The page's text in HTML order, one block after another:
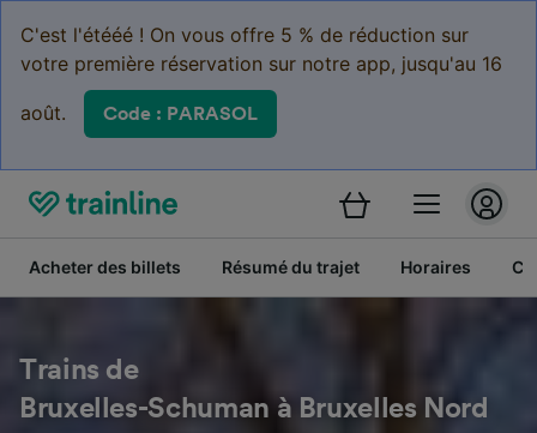
C'est l'étééé ! On vous offre 5 % de réduction sur
votre première réservation sur notre app, jusqu'au 16
août. Code : PARASOL
Acheter des billets Résumé du trajet Horaires
Trains de
Bruxelles-Schuman à Bruxelles Nord